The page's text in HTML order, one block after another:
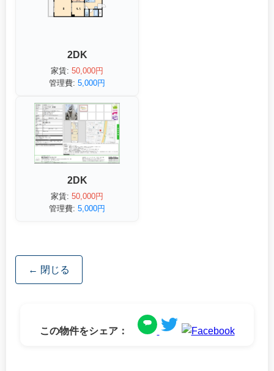
2DK
家賃: 50,000円
管理費: 5,000円
2DK
家賃: 50,000円
管理費: 5,000円
← 閉じる
この物件をシェア：